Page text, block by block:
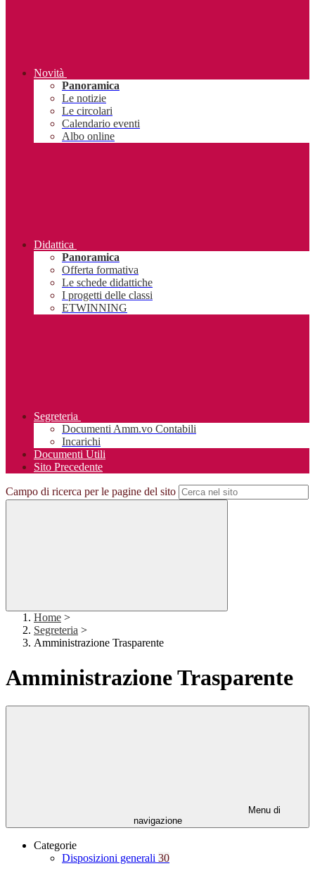
Novità
Panoramica
Le notizie
Le circolari
Calendario eventi
Albo online
Didattica
Panoramica
Offerta formativa
Le schede didattiche
I progetti delle classi
ETWINNING
Segreteria
Documenti Amm.vo Contabili
Incarichi
Documenti Utili
Sito Precedente
Campo di ricerca per le pagine del sito
Home >
Segreteria >
Amministrazione Trasparente
Amministrazione Trasparente
Menu di
navigazione
Categorie
Disposizioni generali 30